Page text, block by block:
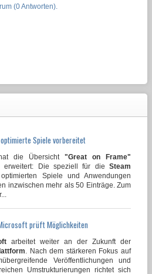
(0 Antworten).
Spiele vorbereitet
die Übersicht "Great on Frame"
erweitert: Die speziell für die Steam
optimierten Spiele und Anwendungen
inzwischen mehr als 50 Einträge. Zum
prüft Möglichkeiten
arbeitet weiter an der Zukunft der
. Nach dem stärkeren Fokus auf
Veröffentlichungen und
Umstrukturierungen richtet sich